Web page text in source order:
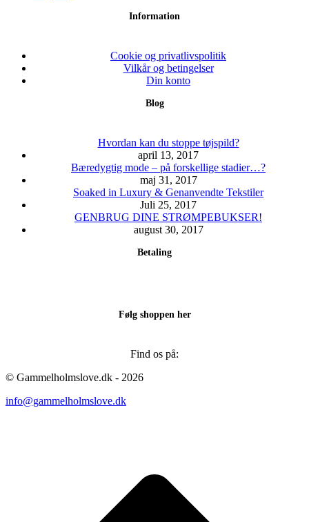
er:
Mulighederne
Information
Cookie og privatlivspolitik
Vilkår og betingelser
Din konto
Blog
Hvordan kan du stoppe tøjspild?
april 13, 2017
Bæredygtig mode – på forskellige stadier…?
maj 31, 2017
Soaked in Luxury & Genanvendte Tekstiler
Juli 25, 2017
GENBRUG DINE STRØMPEBUKSER!
august 30, 2017
Betaling
Følg shoppen her
Find os på:
© Gammelholmslove.dk - 2026
info@gammelholmslove.dk